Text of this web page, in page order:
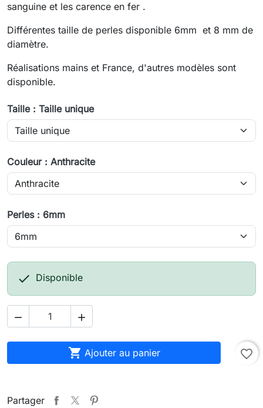
sanguine et les carence en fer .
Différentes taille de perles disponible 6mm et 8 mm de
diamètre.
Réalisations mains et France, d'autres modèles sont
disponible.
Taille : Taille unique
Couleur : Anthracite
Perles : 6mm
 Disponible
 
 Ajouter au panier favorite_border
Partager